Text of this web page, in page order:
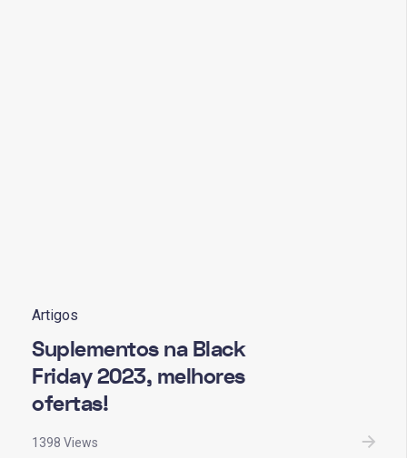
Artigos
Suplementos na Black
Friday 2023, melhores
ofertas!
1398 Views